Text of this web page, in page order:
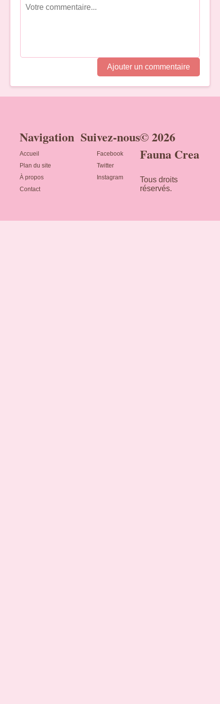
Ajouter un commentaire
Navigation
Accueil
Plan du site
À propos
Contact
Suivez-nous
Facebook
Twitter
Instagram
© 2026
Fauna Crea
Tous droits
réservés.